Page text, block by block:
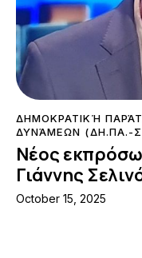
ΔΗΜΟΚΡΑΤΙΚΉ
ΔΥΝΆΜΕΩΝ (ΔΗ.ΠΑ.-
Νέος
Γιάννης
October 15, 2025